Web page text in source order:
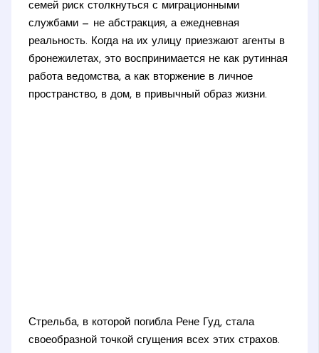
семей риск столкнуться с миграционными
службами — не абстракция, а ежедневная
реальность. Когда на их улицу приезжают агенты в
бронежилетах, это воспринимается не как рутинная
работа ведомства, а как вторжение в личное
пространство, в дом, в привычный образ жизни.
Стрельба, в которой погибла Рене Гуд, стала
своеобразной точкой сгущения всех этих страхов.